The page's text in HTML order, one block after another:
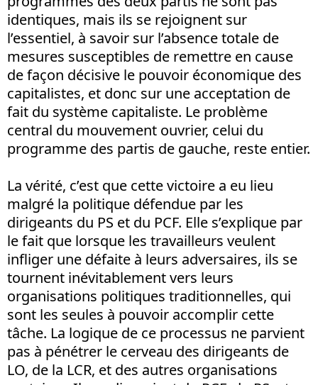
identiques, mais ils se rejoignent sur
l’essentiel, à savoir sur l’absence totale de
mesures susceptibles de remettre en cause
de façon décisive le pouvoir économique des
capitalistes, et donc sur une acceptation de
fait du système capitaliste. Le problème
central du mouvement ouvrier, celui du
programme des partis de gauche, reste entier.
La vérité, c’est que cette victoire a eu lieu
malgré la politique défendue par les
dirigeants du PS et du PCF. Elle s’explique par
le fait que lorsque les travailleurs veulent
infliger une défaite à leurs adversaires, ils se
tournent inévitablement vers leurs
organisations politiques traditionnelles, qui
sont les seules à pouvoir accomplir cette
tâche. La logique de ce processus ne parvient
pas à pénétrer le cerveau des dirigeants de
LO, de la LCR, et des autres organisations